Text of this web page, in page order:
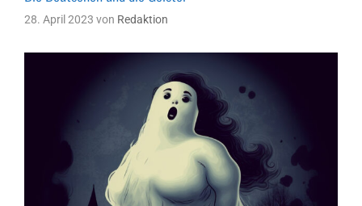
28. April 2023 von Redaktion